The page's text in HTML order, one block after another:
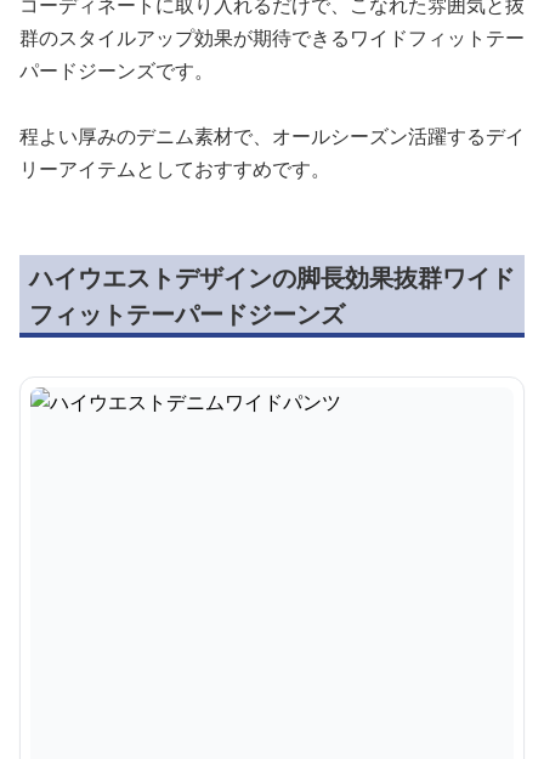
群のスタイルアップ効果が期待できるワイドフィットテー
パードジーンズです。
程よい厚みのデニム素材で、オールシーズン活躍するデイ
リーアイテムとしておすすめです。
ハイウエストデザインの脚長効果抜群ワイド
フィットテーパードジーンズ